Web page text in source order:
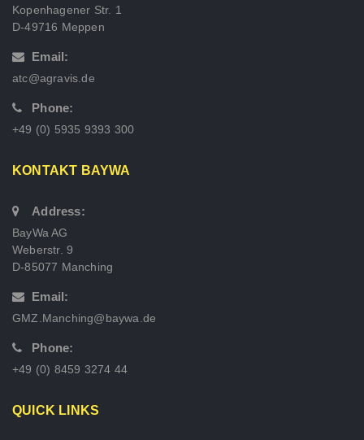
Kopenhagener Str. 1
D-49716 Meppen
Email:
atc@agravis.de
Phone:
+49 (0) 5935 9393 300
KONTAKT BAYWA
Address:
BayWa AG
Weberstr. 9
D-85077 Manching
Email:
GMZ.Manching@baywa.de
Phone:
+49 (0) 8459 3274 44
QUICK LINKS